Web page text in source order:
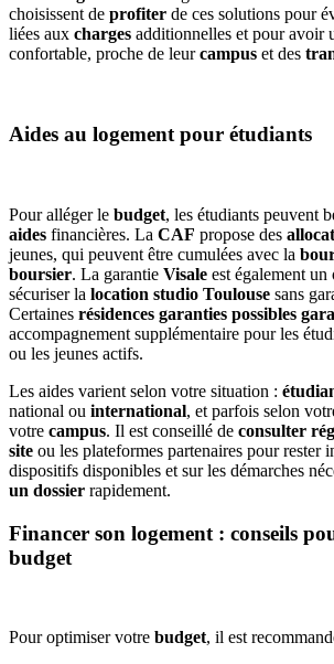
choisissent de profiter de ces solutions pour
liées aux charges additionnelles et pour avoir
confortable, proche de leurcampus et des
Aides au logement pour étudiants
Pour alléger le budget, les étudiants peuvent
aides financières. La CAF propose des
jeunes, qui peuvent être cumulées avec la
boursier. La garantie Visale est également
sécuriser la location studio Toulouse sans
Certaines résidences garanties possibles
accompagnement supplémentaire pour les
ou les jeunes actifs.
Les aides varient selon votre situation :
national ou international, et parfois selon
votre campus. Il est conseillé de consulter
site ou les plateformes partenaires pour rester
dispositifs disponibles et sur les démarches
un dossier rapidement.
Financer son logement : conseils
budget
Pour optimiser votre budget, il est